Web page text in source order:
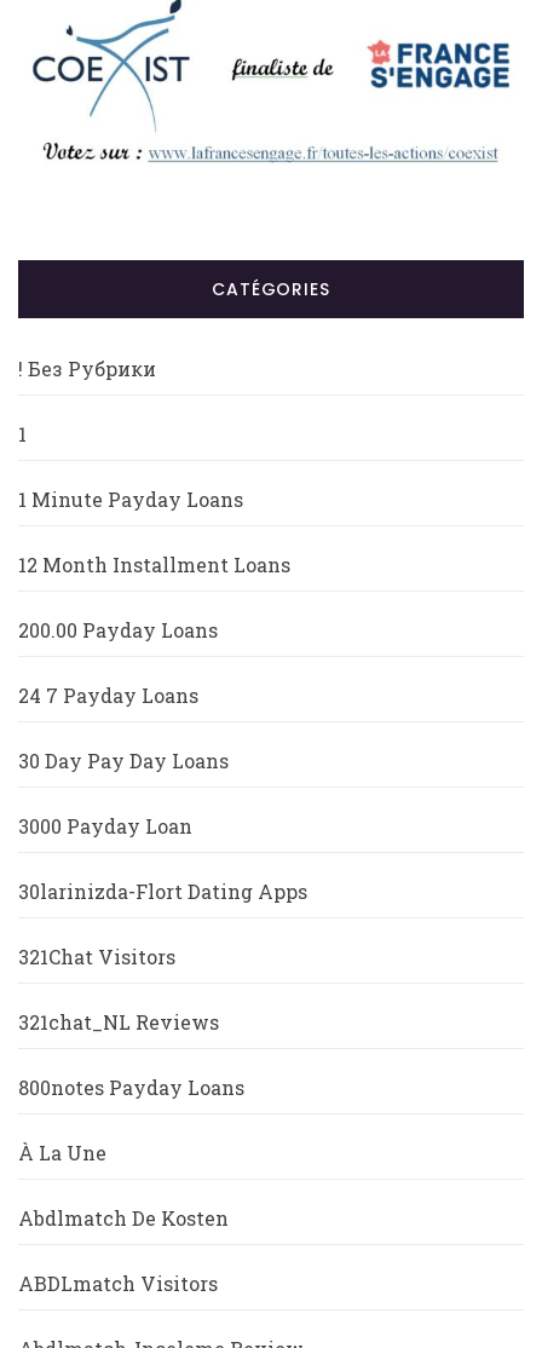
CATÉGORIES
! Без Рубрики
1
1 Minute Payday Loans
12 Month Installment Loans
200.00 Payday Loans
24 7 Payday Loans
30 Day Pay Day Loans
3000 Payday Loan
30larinizda-Flort Dating Apps
321Chat Visitors
321chat_NL Reviews
800notes Payday Loans
À La Une
Abdlmatch De Kosten
ABDLmatch Visitors